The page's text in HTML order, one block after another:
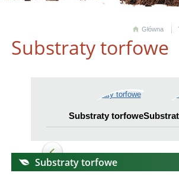
Główna
Substraty torfowe
Substraty torfowe
Substraty torfowe